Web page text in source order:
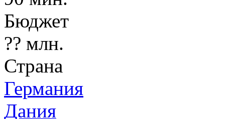
Бюджет
?? млн.
Страна
Германия
Дания